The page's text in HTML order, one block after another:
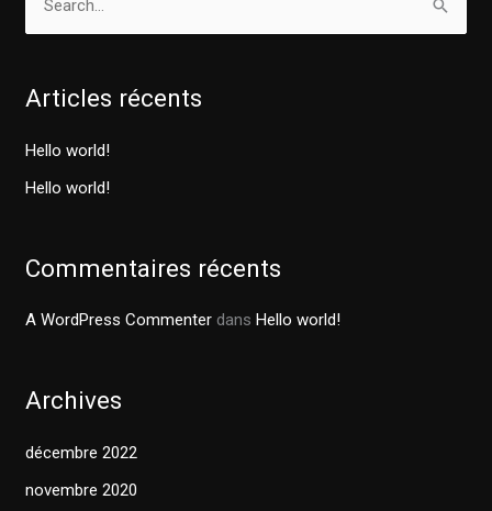
h
e
e
Articles récents
Hello world!
Hello world!
Commentaires récents
A WordPress Commenter dans Hello world!
Archives
décembre 2022
novembre 2020